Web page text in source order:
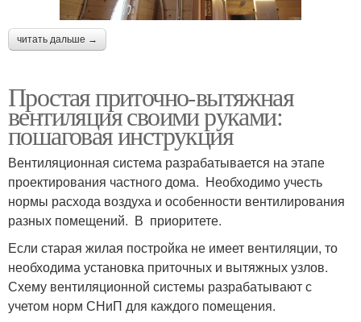
читать дальше →
Простая приточно-вытяжная
вентиляция своими руками:
пошаговая инструкция
Вентиляционная система разрабатывается на этапе
проектирования частного дома. Необходимо учесть
нормы расхода воздуха и особенности вентилирования
разных помещений. В приоритете.
Если старая жилая постройка не имеет вентиляции, то
необходима установка приточных и вытяжных узлов.
Схему вентиляционной системы разрабатывают с
учетом норм СНиП для каждого помещения.